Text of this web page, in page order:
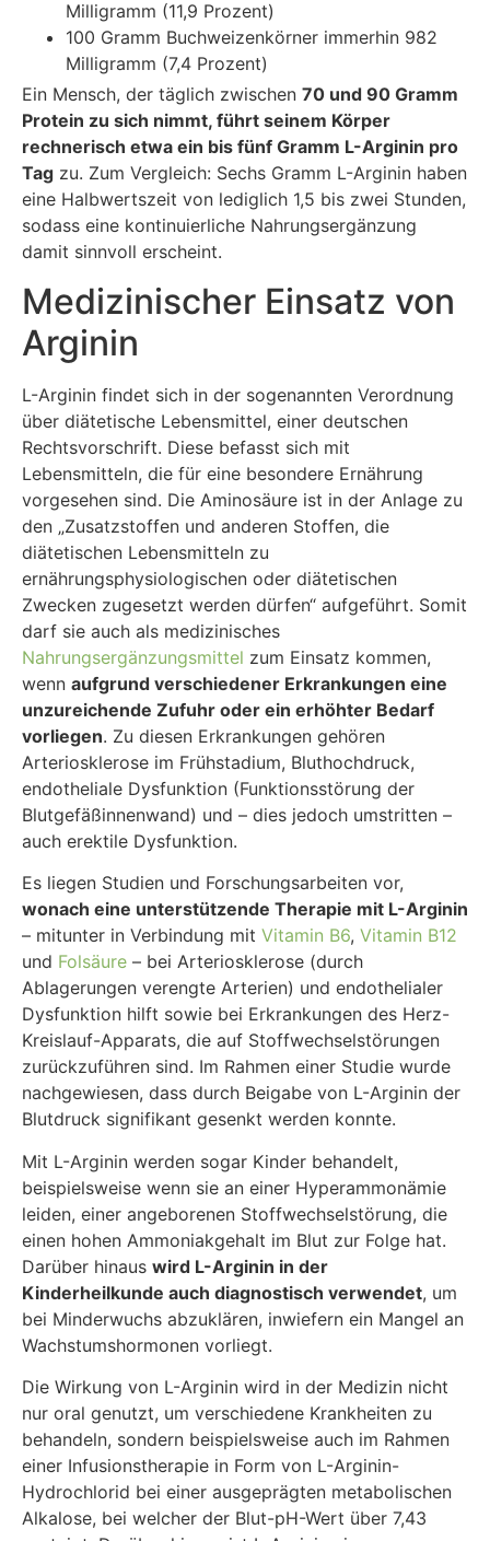
Milligramm (11,9 Prozent)
100 Gramm Buchweizenkörner immerhin 982
Milligramm (7,4 Prozent)
Ein Mensch, der täglich zwischen 70 und 90 Gramm
Protein zu sich nimmt, führt seinem Körper
rechnerisch etwa ein bis fünf Gramm L-Arginin pro
Tag zu. Zum Vergleich: Sechs Gramm L-Arginin haben
eine Halbwertszeit von lediglich 1,5 bis zwei Stunden,
sodass eine kontinuierliche Nahrungsergänzung
damit sinnvoll erscheint.
Medizinischer Einsatz von
Arginin
L-Arginin findet sich in der sogenannten Verordnung
über diätetische Lebensmittel, einer deutschen
Rechtsvorschrift. Diese befasst sich mit
Lebensmitteln, die für eine besondere Ernährung
vorgesehen sind. Die Aminosäure ist in der Anlage zu
den „Zusatzstoffen und anderen Stoffen, die
diätetischen Lebensmitteln zu
ernährungsphysiologischen oder diätetischen
Zwecken zugesetzt werden dürfen“ aufgeführt. Somit
darf sie auch als medizinisches
Nahrungsergänzungsmittel zum Einsatz kommen,
wenn aufgrund verschiedener Erkrankungen eine
unzureichende Zufuhr oder ein erhöhter Bedarf
vorliegen. Zu diesen Erkrankungen gehören
Arteriosklerose im Frühstadium, Bluthochdruck,
endotheliale Dysfunktion (Funktionsstörung der
Blutgefäßinnenwand) und – dies jedoch umstritten –
auch erektile Dysfunktion.
Es liegen Studien und Forschungsarbeiten vor,
wonach eine unterstützende Therapie mit L-Arginin
– mitunter in Verbindung mit Vitamin B6, Vitamin B12
und Folsäure – bei Arteriosklerose (durch
Ablagerungen verengte Arterien) und endothelialer
Dysfunktion hilft sowie bei Erkrankungen des Herz-
Kreislauf-Apparats, die auf Stoffwechselstörungen
zurückzuführen sind. Im Rahmen einer Studie wurde
nachgewiesen, dass durch Beigabe von L-Arginin der
Blutdruck signifikant gesenkt werden konnte.
Mit L-Arginin werden sogar Kinder behandelt,
beispielsweise wenn sie an einer Hyperammonämie
leiden, einer angeborenen Stoffwechselstörung, die
einen hohen Ammoniakgehalt im Blut zur Folge hat.
Darüber hinaus wird L-Arginin in der
Kinderheilkunde auch diagnostisch verwendet, um
bei Minderwuchs abzuklären, inwiefern ein Mangel an
Wachstumshormonen vorliegt.
Die Wirkung von L-Arginin wird in der Medizin nicht
nur oral genutzt, um verschiedene Krankheiten zu
behandeln, sondern beispielsweise auch im Rahmen
einer Infusionstherapie in Form von L-Arginin-
Hydrochlorid bei einer ausgeprägten metabolischen
Alkalose, bei welcher der Blut-pH-Wert über 7,43